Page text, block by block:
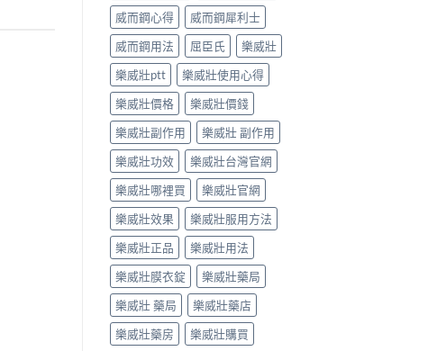
威而鋼心得
威而鋼犀利士
威而鋼用法
屈臣氏
樂威壯
樂威壯ptt
樂威壯使用心得
樂威壯價格
樂威壯價錢
樂威壯副作用
樂威壯 副作用
樂威壯功效
樂威壯台灣官網
樂威壯哪裡買
樂威壯官網
樂威壯效果
樂威壯服用方法
樂威壯正品
樂威壯用法
樂威壯膜衣錠
樂威壯藥局
樂威壯 藥局
樂威壯藥店
樂威壯藥房
樂威壯購買